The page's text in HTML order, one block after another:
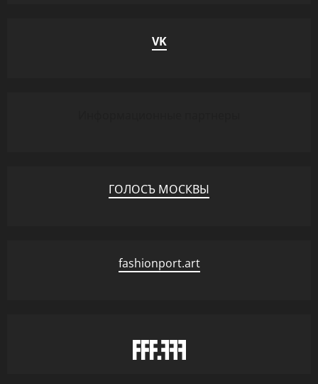
VK
ГОЛОСЪ МОСКВЫ
fashionport.art